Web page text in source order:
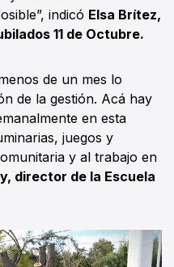
indicó Elsa Brítez,
11 de Octubre.
de un mes lo
de la gestión. Acá hay
en esta
juegos y
y al trabajo en
director de la Escuela